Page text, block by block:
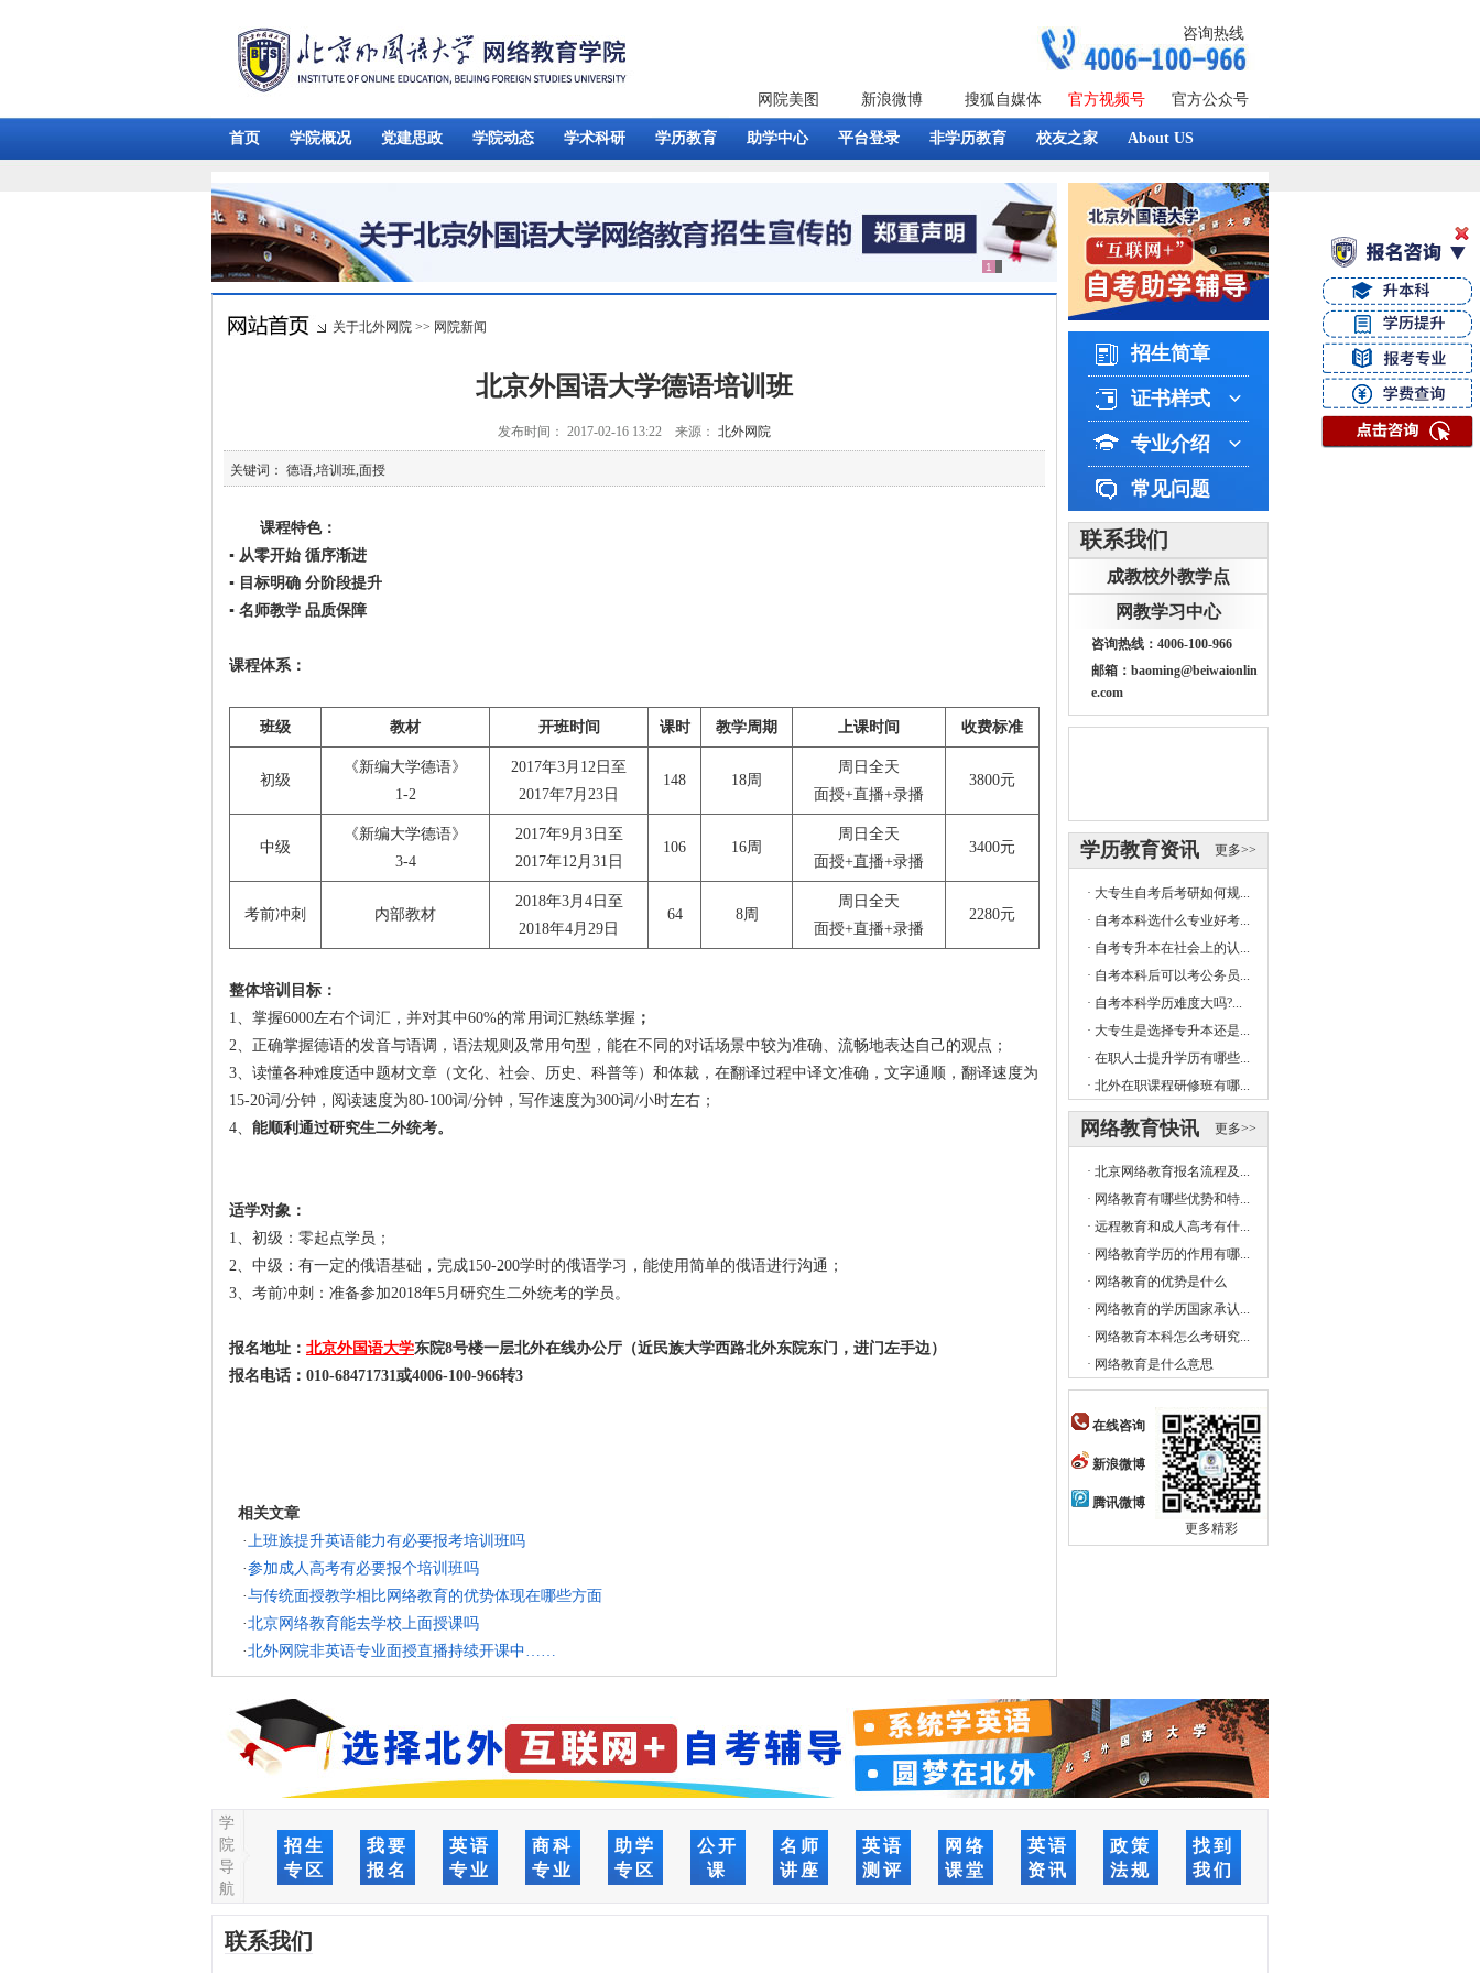
咨询热线
网院美图 新浪微博 搜狐自媒体 官方视频号 官方公众号
首页 学院概况 党建思政 学院动态 学术科研 学历教育 助学中心 平台登录 非学历教育 校友之家 About US
关于北外网院 >> 网院新闻
北京外国语大学德语培训班
发布时间： 2017-02-16 13:22 来源： 北外网院
关键词： 德语,培训班,面授
课程特色：
▪ 从零开始 循序渐进
▪ 目标明确 分阶段提升
▪ 名师教学 品质保障
课程体系：
班级 教材 开班时间 课时 教学周期 上课时间 收费标准
初级
《新编大学德语》
1-2
2017年3月12日至
2017年7月23日
148 18周
周日全天
面授+直播+录播
3800元
中级
《新编大学德语》
3-4
2017年9月3日至
2017年12月31日
106 16周
周日全天
面授+直播+录播
3400元
考前冲刺 内部教材
2018年3月4日至
2018年4月29日
64 8周
周日全天
面授+直播+录播
2280元
整体培训目标：
1、掌握6000左右个词汇，并对其中60%的常用词汇熟练掌握 ；
2、正确掌握德语的发音与语调，语法规则及常用句型，能在不同的对话场景中较为准确、流畅地表达自己的观点；
3、读懂各种难度适中题材文章（文化、社会、历史、科普等）和体裁，在翻译过程中译文准确，文字通顺，翻译速度为
15-20词/分钟，阅读速度为80-100词/分钟，写作速度为300词/小时左右；
4、 能顺利通过研究生二外统考。
适学对象：
1、初级：零起点学员；
2、中级：有一定的俄语基础，完成150-200学时的俄语学习，能使用简单的俄语进行沟通；
3、考前冲刺：准备参加2018年5月研究生二外统考的学员。
报名地址： 北京外国语大学东院8号楼一层北外在线办公厅（近民族大学西路北外东院东门，进门左手边）
报名电话： 010-68471731或4006-100-966转3
相关文章
·上班族提升英语能力有必要报考培训班吗
·参加成人高考有必要报个培训班吗
·与传统面授教学相比网络教育的优势体现在哪些方面
·北京网络教育能去学校上面授课吗
·北外网院非英语专业面授直播持续开课中……
招生简章
证书样式
专业介绍
常见问题
联系我们
成教校外教学点
网教学习中心
咨询热线：4006-100-966
邮箱：baoming@beiwaionlin
e.com
更多>>
学历教育资讯
· 大专生自考后考研如何规...
· 自考本科选什么专业好考...
· 自考专升本在社会上的认...
· 自考本科后可以考公务员...
· 自考本科学历难度大吗?...
· 大专生是选择专升本还是...
· 在职人士提升学历有哪些...
· 北外在职课程研修班有哪...
更多>>
网络教育快讯
· 北京网络教育报名流程及...
· 网络教育有哪些优势和特...
· 远程教育和成人高考有什...
· 网络教育学历的作用有哪...
· 网络教育的优势是什么
· 网络教育的学历国家承认...
· 网络教育本科怎么考研究...
· 网络教育是什么意思
在线咨询
新浪微博
腾讯微博
更多精彩
学
院
导
航
招生
专区
我要
报名
英语
专业
商科
专业
助学
专区
公开
课
名师
讲座
英语
测评
网络
课堂
英语
资讯
政策
法规
找到
我们
联系我们